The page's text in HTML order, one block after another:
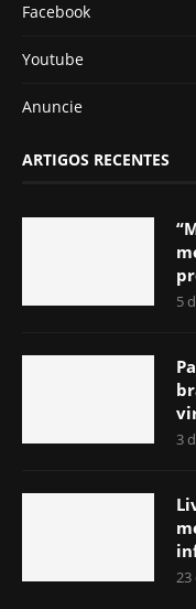
Facebook
Youtube
Anuncie
ARTIGOS RECENTES
5
3
23